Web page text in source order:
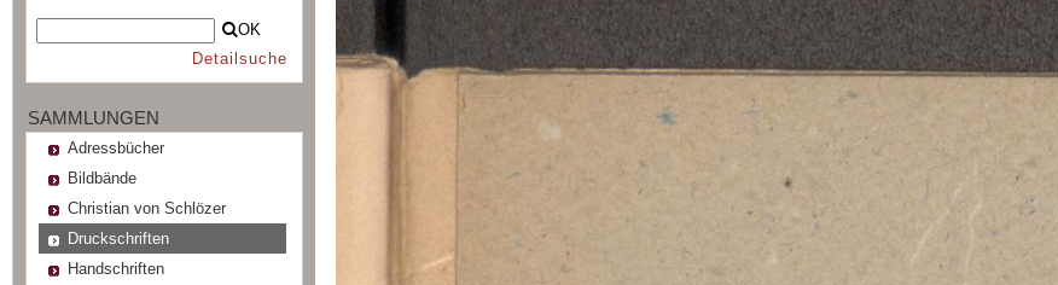
OK
Detailsuche
SAMMLUNGEN
Adressbücher
Bildbände
Christian von Schlözer
Druckschriften
Handschriften